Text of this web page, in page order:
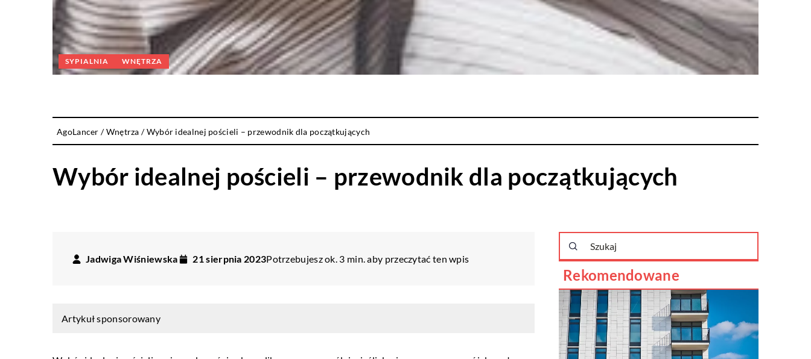
SYPIALNIA WNĘTRZA
AgoLancer /Wnętrza /Wybór idealnej pościeli – przewodnik dla początkujących
Wybór idealnej pościeli – przewodnik dla początkujących
Jadwiga Wiśniewska 21 sierpnia 2023Potrzebujesz ok. 3 min. aby przeczytać ten wpis
Artykuł sponsorowany
Rekomendowane